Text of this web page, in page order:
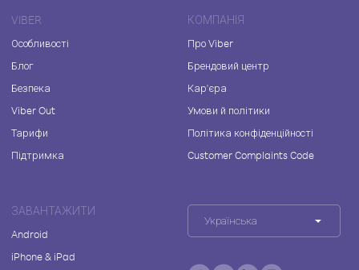
VIBER
Особливості
Блог
Безпека
Viber Out
Тарифи
Підтримка
КОМПАНІЯ
Про Viber
Брендовий центр
Кар'єра
Умови й політики
Політика конфіденційності
Customer Complaints Code
ЗАВАНТАЖИТИ
Android
iPhone & iPad
Українська